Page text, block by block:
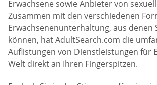
Erwachsene sowie Anbieter von
Zusammen mit den verschiedenen
Erwachsenenunterhaltung, aus denen
können, hat AdultSearch.com die
Auflistungen von Dienstleistungen für
Welt direkt an Ihren Fingerspitzen.